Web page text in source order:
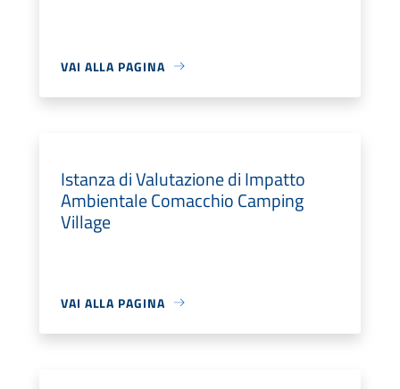
VAI ALLA PAGINA
Istanza di Valutazione di Impatto
Ambientale Comacchio Camping
Village
VAI ALLA PAGINA